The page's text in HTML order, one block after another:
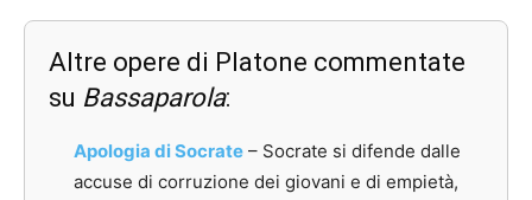
Altre opere di Platone commentate
su Bassaparola:
Apologia di Socrate – Socrate si difende dalle
accuse di corruzione dei giovani e di empietà,